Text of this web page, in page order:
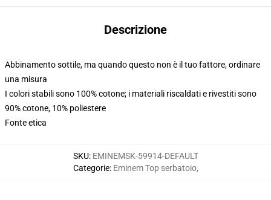
Descrizione
Abbinamento sottile, ma quando questo non è il tuo fattore, ordinare
una misura
I colori stabili sono 100% cotone; i materiali riscaldati e rivestiti sono
90% cotone, 10% poliestere
Fonte etica
SKU: EMINEMSK-59914-DEFAULT
Categorie: Eminem Top serbatoio,